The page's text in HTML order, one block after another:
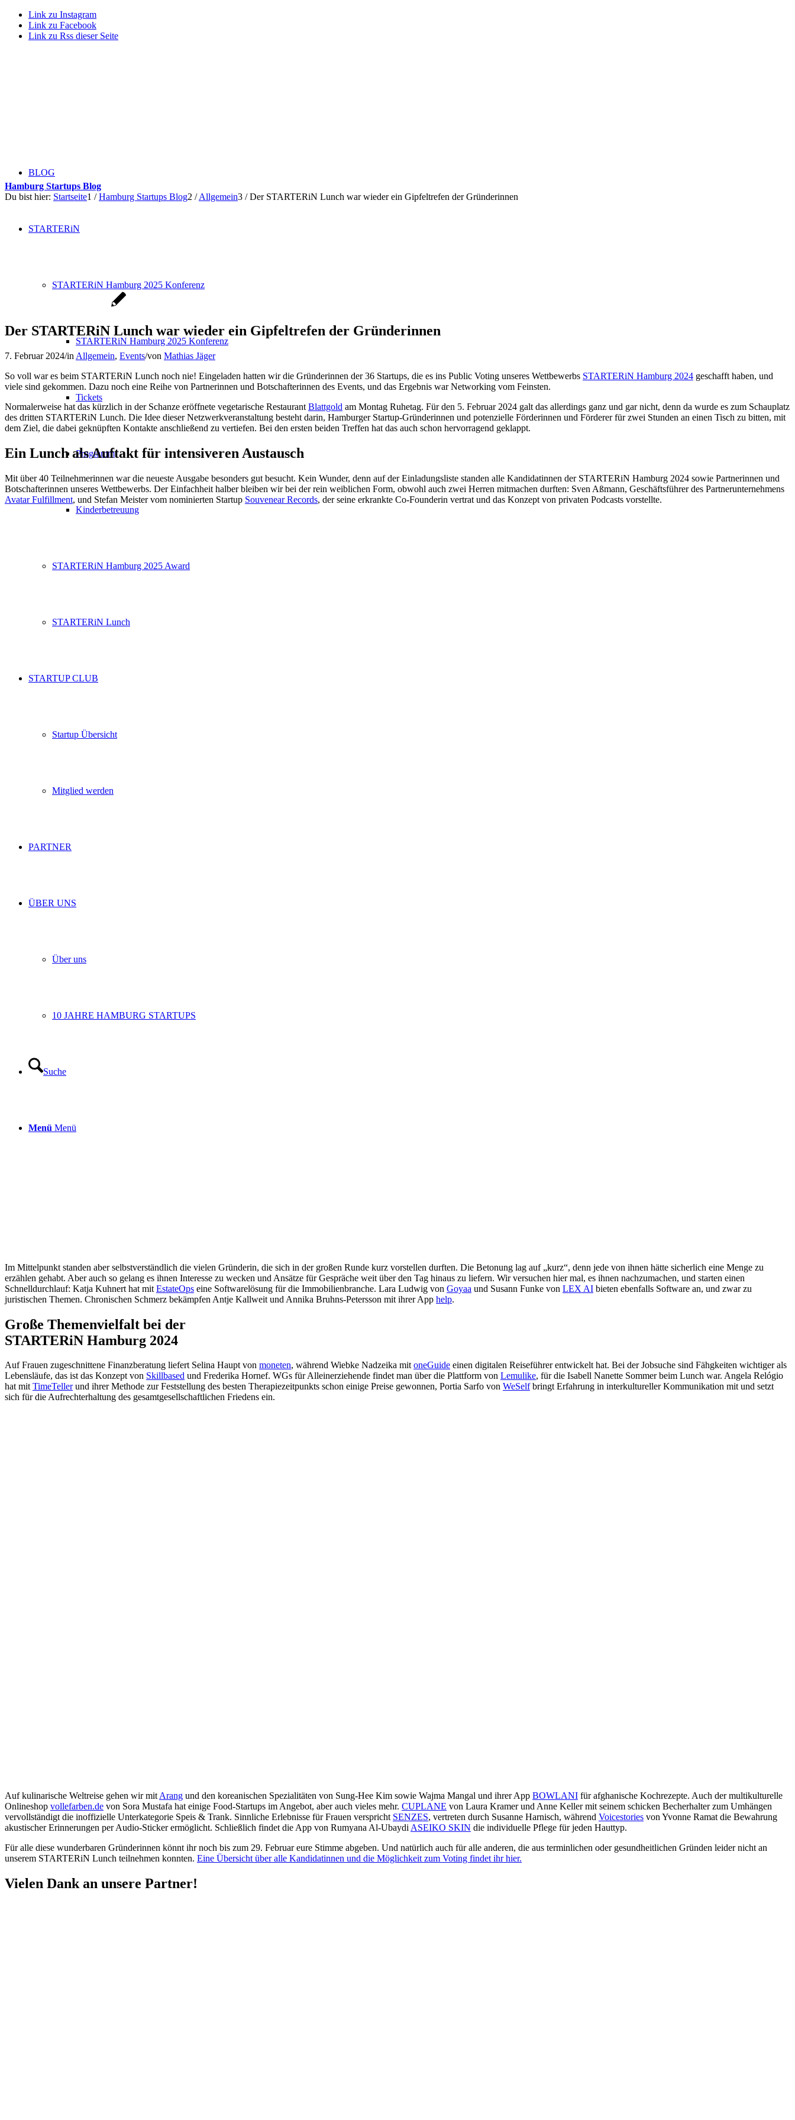
Link zu Instagram
Link zu Facebook
Link zu Rss dieser Seite
BLOG
STARTERiN
STARTERiN Hamburg 2025 Konferenz
STARTERiN Hamburg 2025 Konferenz
Tickets
Programm
Kinderbetreuung
STARTERiN Hamburg 2025 Award
STARTERiN Lunch
STARTUP CLUB
Startup Übersicht
Mitglied werden
PARTNER
ÜBER UNS
Über uns
10 JAHRE HAMBURG STARTUPS
Suche
Menü Menü
Hamburg Startups Blog
Du bist hier: Startseite1 / Hamburg Startups Blog2 / Allgemein3 / Der STARTERiN Lunch war wieder ein Gipfeltrefen der Gründerinnen
Der STARTERiN Lunch war wieder ein Gipfeltrefen der Gründerinnen
7. Februar 2024/in Allgemein, Events/von Mathias Jäger
So voll war es beim STARTERiN Lunch noch nie! Eingeladen hatten wir die Gründerinnen der 36 Startups, die es ins Public Voting unseres Wettbewerbs STARTERiN Hamburg 2024 geschafft haben, und
viele sind gekommen. Dazu noch eine Reihe von Partnerinnen und Botschafterinnen des Events, und das Ergebnis war Networking vom Feinsten.
Normalerweise hat das kürzlich in der Schanze eröffnete vegetarische Restaurant Blattgold am Montag Ruhetag. Für den 5. Februar 2024 galt das allerdings ganz und gar nicht, denn da wurde es zum Schauplatz
des dritten STARTERiN Lunch. Die Idee dieser Netzwerkveranstaltung besteht darin, Hamburger Startup-Gründerinnen und potenzielle Förderinnen und Förderer für zwei Stunden an einen Tisch zu bitten, mit
dem Ziel, die dabei geknüpften Kontakte anschließend zu vertiefen. Bei den ersten beiden Treffen hat das auch schon hervorragend geklappt.
Ein Lunch als Auftakt für intensiveren Austausch
Mit über 40 Teilnehmerinnen war die neueste Ausgabe besonders gut besucht. Kein Wunder, denn auf der Einladungsliste standen alle Kandidatinnen der STARTERiN Hamburg 2024 sowie Partnerinnen und
Botschafterinnen unseres Wettbewerbs. Der Einfachheit halber bleiben wir bei der rein weiblichen Form, obwohl auch zwei Herren mitmachen durften: Sven Aßmann, Geschäftsführer des Partnerunternehmens
Avatar Fulfillment, und Stefan Meister vom nominierten Startup Souvenear Records, der seine erkrankte Co-Founderin vertrat und das Konzept von privaten Podcasts vorstellte.
Im Mittelpunkt standen aber selbstverständlich die vielen Gründerin, die sich in der großen Runde kurz vorstellen durften. Die Betonung lag auf „kurz“, denn jede von ihnen hätte sicherlich eine Menge zu
erzählen gehabt. Aber auch so gelang es ihnen Interesse zu wecken und Ansätze für Gespräche weit über den Tag hinaus zu liefern. Wir versuchen hier mal, es ihnen nachzumachen, und starten einen
Schnelldurchlauf: Katja Kuhnert hat mit EstateOps eine Softwarelösung für die Immobilienbranche. Lara Ludwig von Goyaa und Susann Funke von LEX AI bieten ebenfalls Software an, und zwar zu
juristischen Themen. Chronischen Schmerz bekämpfen Antje Kallweit und Annika Bruhns-Petersson mit ihrer App help.
Große Themenvielfalt bei der
STARTERiN Hamburg 2024
Auf Frauen zugeschnittene Finanzberatung liefert Selina Haupt von moneten, während Wiebke Nadzeika mitoneGuide einen digitalen Reiseführer entwickelt hat. Bei der Jobsuche sind Fähgkeiten wichtiger als
Lebensläufe, das ist das Konzept von Skillbased und Frederika Hornef. WGs für Alleinerziehende findet man über die Plattform von Lemulike, für die Isabell Nanette Sommer beim Lunch war. Angela Relógio
hat mitTimeTellerund ihrer Methode zur Feststellung des besten Therapiezeitpunkts schon einige Preise gewonnen, Portia Sarfo von WeSelfbringt Erfahrung in interkultureller Kommunikation mit und setzt
sich für die Aufrechterhaltung des gesamtgesellschaftlichen Friedens ein.
Auf kulinarische Weltreise gehen wir mitArang und den koreanischen Spezialitäten von Sung-Hee Kim sowie Wajma Mangal und ihrer App BOWLANI für afghanische Kochrezepte. Auch der multikulturelle
Onlineshop vollefarben.de von Sora Mustafa hat einige Food-Startups im Angebot, aber auch vieles mehr. CUPLANE von Laura Kramer und Anne Keller mit seinem schicken Becherhalter zum Umhängen
vervollständigt die inoffizielle Unterkategorie Speis & Trank. Sinnliche Erlebnisse für Frauen verspricht SENZES, vertreten durch Susanne Harnisch, während Voicestories von Yvonne Ramat die Bewahrung
akustischer Erinnerungen per Audio-Sticker ermöglicht. Schließlich findet die App von Rumyana Al-UbaydiASEIKO SKIN die individuelle Pflege für jeden Hauttyp.
Für alle diese wunderbaren Gründerinnen könnt ihr noch bis zum 29. Februar eure Stimme abgeben. Und natürlich auch für alle anderen, die aus terminlichen oder gesundheitlichen Gründen leider nicht an
unserem STARTERiN Lunch teilnehmen konnten. Eine Übersicht über alle Kandidatinnen und die Möglichkeit zum Voting findet ihr hier.
Vielen Dank an unsere Partner!